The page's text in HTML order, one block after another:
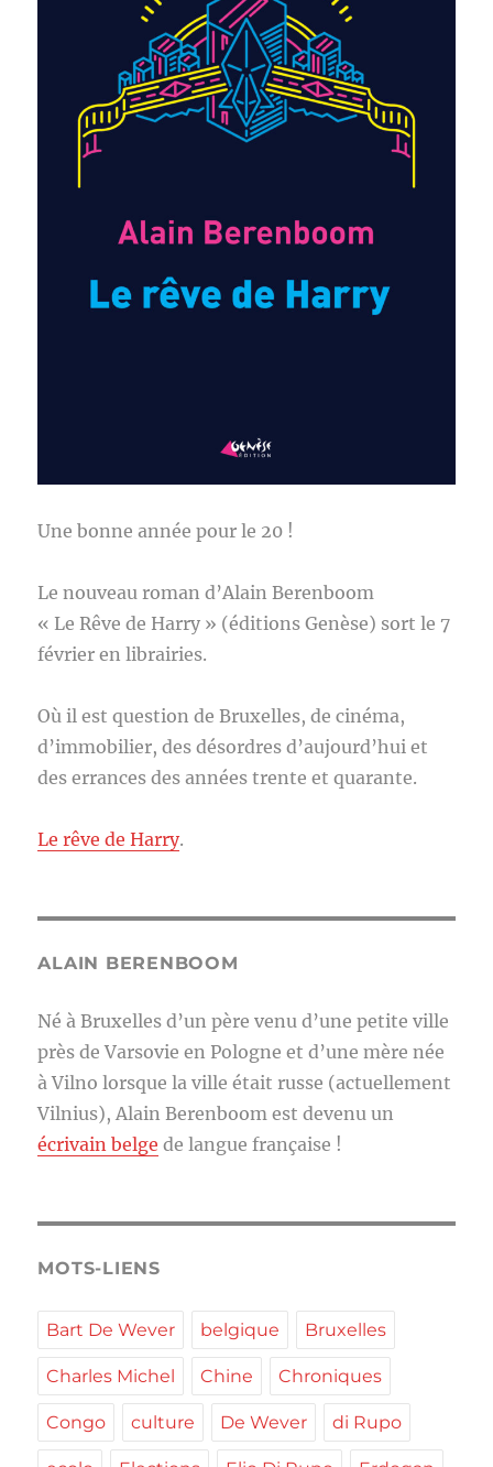
Une bonne année pour le 20 !
Le nouveau roman d’Alain Berenboom
« Le Rêve de Harry » (éditions Genèse) sort le 7
février en librairies.
Où il est question de Bruxelles, de cinéma,
d’immobilier, des désordres d’aujourd’hui et
des errances des années trente et quarante.
Le rêve de Harry.
ALAIN BERENBOOM
Né à Bruxelles d’un père venu d’une petite ville
près de Varsovie en Pologne et d’une mère née
à Vilno lorsque la ville était russe (actuellement
Vilnius), Alain Berenboom est devenu un
écrivain belge de langue française !
MOTS-LIENS
Bart De Wever belgique Bruxelles
Charles Michel Chine Chroniques
Congo culture De Wever di Rupo